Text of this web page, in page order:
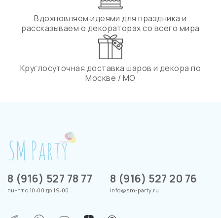
Вдохновляем идеями для праздника и
рассказываем о декораторах со всего мира
Круглосуточная доставка шаров и декора по
Москве / МО
8 (916) 527 78 77
пн-пт с 10:00 до 19:00
8 (916) 527 20 76
info@sm-party.ru